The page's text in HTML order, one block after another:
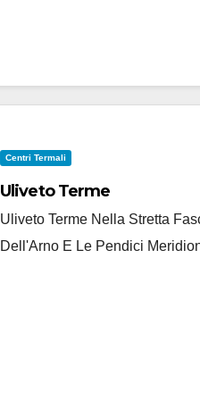
Centri Termali
Uliveto Terme
Uliveto Terme Nella Stretta
Dell'Arno E Le Pendici